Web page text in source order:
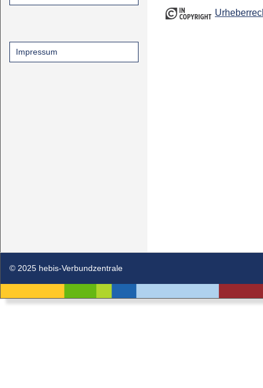
Impressum
© 2025 hebis-Verbundzentrale